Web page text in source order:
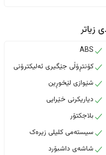
زیاتر
ABS
کۆنتڕۆڵی جێگیری ئەلیکترۆنی
شێوازی لێخوڕین
دیاریکرنی خێرایی
بلاجکتۆر
سیستەمی کلیلی زیرەک
شاشەی داشبۆرد